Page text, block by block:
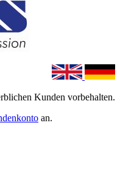
Kunden vorbehalten.
an.